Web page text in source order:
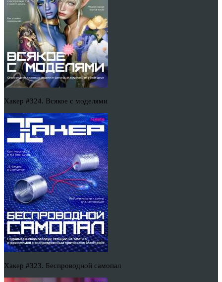
Хакер #324. Всякое с моделями
Хакер #323. Беспроводной самопал